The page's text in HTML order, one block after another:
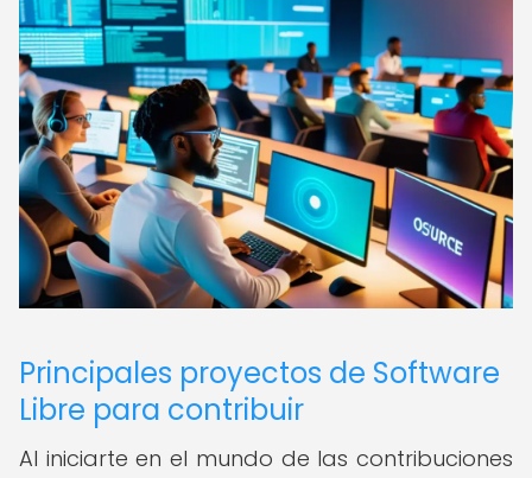
Principales proyectos de Software
Libre para contribuir
Al iniciarte en el mundo de las contribuciones